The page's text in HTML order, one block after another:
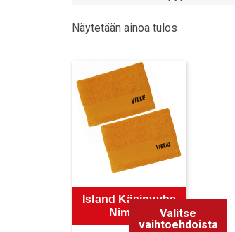
Näytetään ainoa tulos
Island Käsipyyhe
Nimellä
Valitse
vaihtoehdoista